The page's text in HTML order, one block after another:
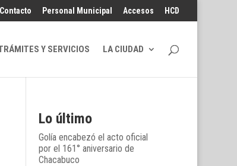
Contacto Personal Municipal Accesos HCD
Y SERVICIOS LA CIUDAD
Lo último
Golía encabezó el acto oficial
por el 161° aniversario de
Chacabuco